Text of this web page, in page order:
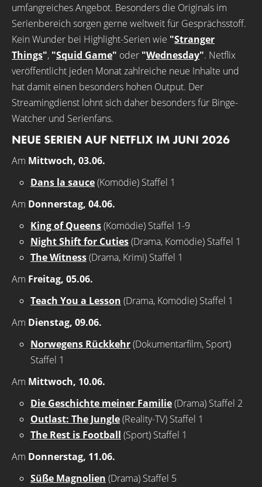
umfangreiches Angebot. Besonders die Originals im
Serienbereich sorgen gerne weltweit für Gesprächsstoff.
Kein Wunder bei Highlight-Serien wie "Stranger
Things", "Squid Game" oder "Wednesday". Netflix
veröffentlicht jeden Monat zahlreiche neue Inhalte und
hat damit einen besonders hohen Output. Der
Streamingdienst lohnt sich daher besonders für Binge-
Watcher und Serienfans.
NEUE SERIEN AUF NETFLIX IM JUNI 2026
Am Mittwoch, 03.06.
Dans la sauce(Komödie) Staffel 1
Am Donnerstag, 04.06.
King of Queens(Komödie) Staffel 1-9
Night Shift for Cuties(Drama, Komödie) Staffel 1
The Witness(Drama, Krimi) Staffel 1
Am Freitag, 05.06.
Teach You a Lesson (Drama, Komödie) Staffel 1
Am Dienstag, 09.06.
Norwegens Rückkehr(Dokumentarfilm, Sport)
Staffel 1
Am Mittwoch, 10.06.
Die Geschichte meiner Familie(Drama) Staffel 2
Outlast: The Jungle(Reality-TV) Staffel 1
The Rest is Football (Sport) Staffel 1
Am Donnerstag, 11.06.
Süße Magnolien (Drama) Staffel 5